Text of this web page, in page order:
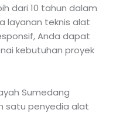
dari 10 tahun dalam
layanan teknis alat
Anda dapat
kebutuhan proyek
Sumedang
satu penyedia alat